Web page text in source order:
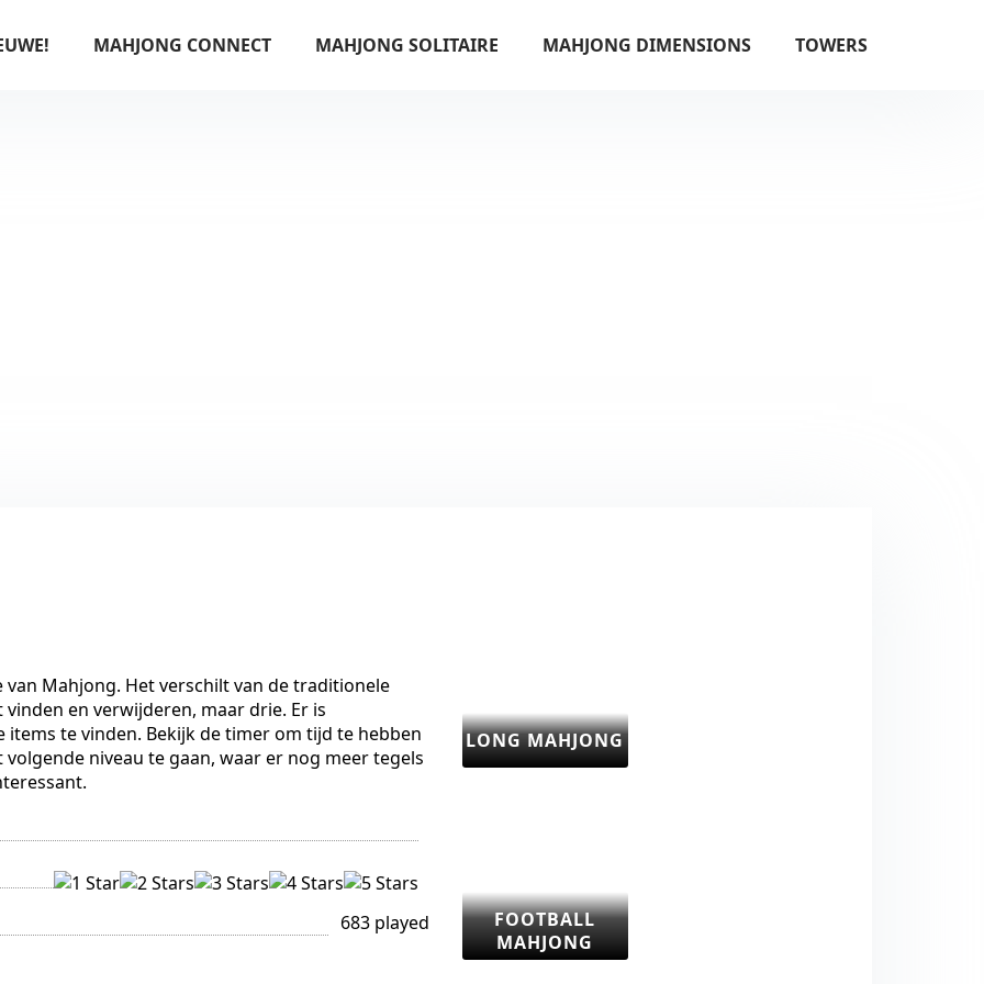
MAHJONG CONNECT MAHJONG SOLITAIRE MAHJONG DIMENSIONS TOWERS
Mahjong. Het verschilt van de traditionele
en verwijderen, maar drie. Er is
te vinden. Bekijk de timer om tijd te hebben
niveau te gaan, waar er nog meer tegels
683 played
LONG MAHJONG
FOOTBALL
MAHJONG